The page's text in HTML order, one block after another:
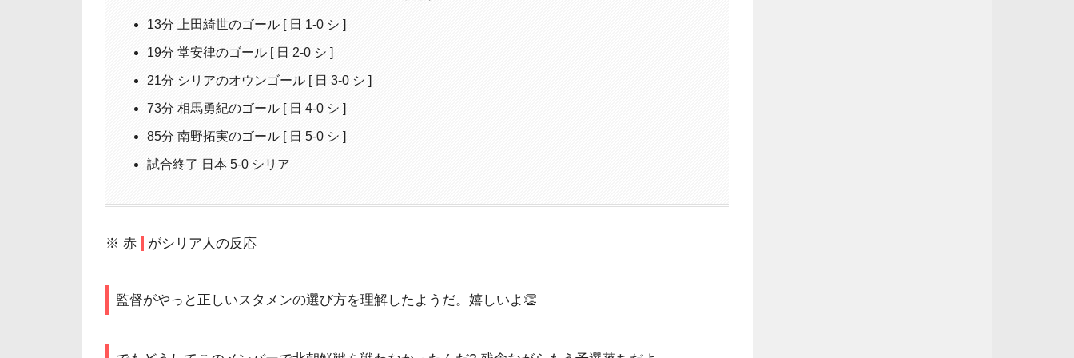
13分 上田綺世のゴール [ 日 1-0 シ ]
19分 堂安律のゴール [ 日 2-0 シ ]
21分 シリアのオウンゴール [ 日 3-0 シ ]
73分 相馬勇紀のゴール [ 日 4-0 シ ]
85分 南野拓実のゴール [ 日 5-0 シ ]
試合終了 日本 5-0 シリア
※ 赤 がシリア人の反応
監督がやっと正しいスタメンの選び方を理解したようだ。嬉しいよ👏